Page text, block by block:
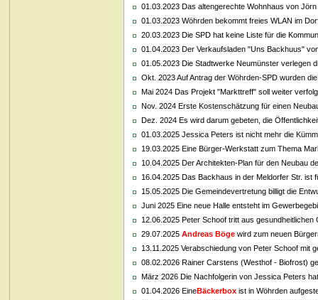
01.03.2023 Das altengerechte Wohnhaus von
01.03.2023 Wöhrden bekommt freies WLAN im
20.03.2023 Die SPD hat keine Liste für die
01.04.2023 Der Verkaufsladen "Uns Backhuus"
01.05.2023 Die Stadtwerke Neumünster verlegen
Okt. 2023 Auf Antrag der Wöhrden-SPD wurden
Mai 2024 Das Projekt "Markttreff" soll weiter
Nov. 2024 Erste Kostenschätzung für einen
Dez. 2024 Es wird darum gebeten, die
01.03.2025 Jessica Peters ist nicht mehr die
19.03.2025 Eine Bürger-Werkstatt zum Thema
10.04.2025 Der Architekten-Plan für den Neubau
16.04.2025 Das Backhaus in der Meldorfer Str.
15.05.2025 Die Gemeindevertretung billigt die
Juni 2025 Eine neue Halle entsteht im
12.06.2025 Peter Schoof tritt aus
29.07.2025 Andreas Böge wird zum neuen
13.11.2025 Verabschiedung von Peter Schoof mit
08.02.2026 Rainer Carstens (Westhof - Biofrost)
März 2026 Die Nachfolgerin von Jessica Peters
01.04.2026 EineBäckerbox ist in Wöhrden